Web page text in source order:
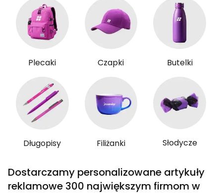
Plecaki Czapki Butelki
Długopisy Filiżanki Słodycze
Dostarczamy personalizowane artykuły
reklamowe 300 największym firmom w